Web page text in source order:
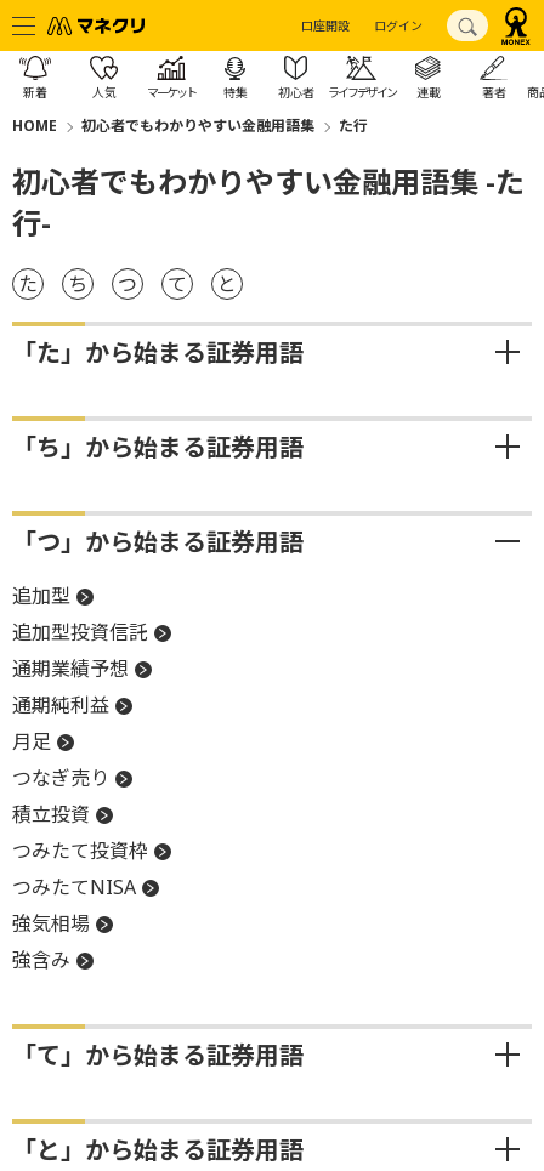
口座開設 ログイン
新着 人気 マーケット 特集 初心者 ライフデザイン 連載 著者 商
HOME 初心者でもわかりやすい金融用語集 た行
初心者でもわかりやすい金融用語集 -た
行-
た ち つ て と
「た」から始まる証券用語
「ち」から始まる証券用語
「つ」から始まる証券用語
追加型
追加型投資信託
通期業績予想
通期純利益
月足
つなぎ売り
積立投資
つみたて投資枠
つみたてNISA
強気相場
強含み
「て」から始まる証券用語
「と」から始まる証券用語